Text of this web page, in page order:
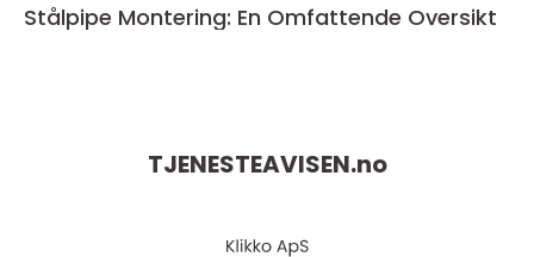
Stålpipe Montering: En Omfattende Oversikt
TJENESTEAVISEN.no